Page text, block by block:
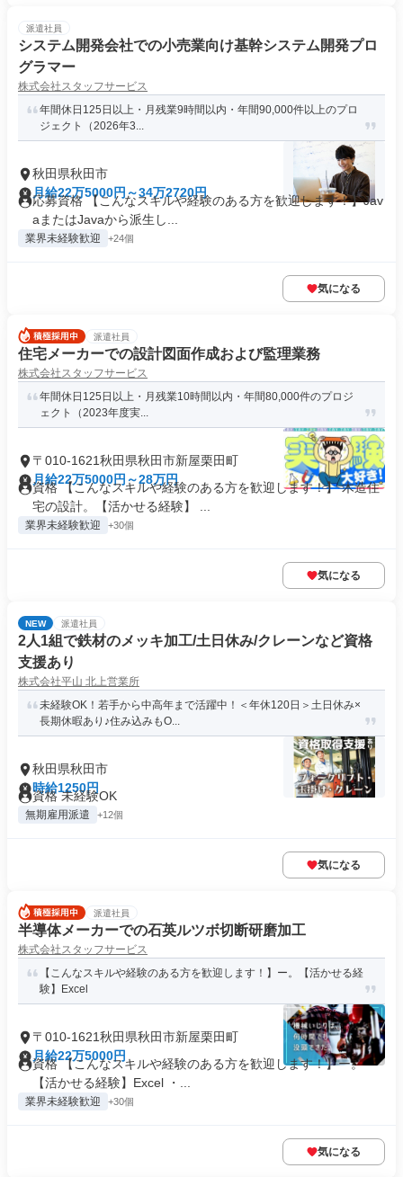
派遣社員
システム開発会社での小売業向け基幹システム開発プロ
グラマー
株式会社スタッフサービス
年間休日125日以上・月残業9時間以内・年間90,000件以上のプロ
ジェクト（2026年3...
秋田県秋田市
月給22万5000円～34万2720円
応募資格 【こんなスキルや経験のある方を歓迎します！】Jav
aまたはJavaから派生し...
業界未経験歓迎 +24個
気になる
派遣社員
住宅メーカーでの設計図面作成および監理業務
株式会社スタッフサービス
年間休日125日以上・月残業10時間以内・年間80,000件のプロジ
ェクト（2023年度実...
〒010-1621秋田県秋田市新屋栗田町
月給22万5000円～28万円
資格 【こんなスキルや経験のある方を歓迎します！】 木造住
宅の設計。【活かせる経験】 ...
業界未経験歓迎 +30個
気になる
NEW 派遣社員
2人1組で鉄材のメッキ加工/土日休み/クレーンなど資格
支援あり
株式会社平山 北上営業所
未経験OK！若手から中高年まで活躍中！＜年休120日＞土日休み×
長期休暇あり♪住み込みもO...
秋田県秋田市
時給1250円
資格 未経験OK
無期雇用派遣 +12個
気になる
派遣社員
半導体メーカーでの石英ルツボ切断研磨加工
株式会社スタッフサービス
【こんなスキルや経験のある方を歓迎します！】ー。【活かせる経
験】Excel
〒010-1621秋田県秋田市新屋栗田町
月給22万5000円
資格 【こんなスキルや経験のある方を歓迎します！】ー。
【活かせる経験】Excel ・...
業界未経験歓迎 +30個
気になる